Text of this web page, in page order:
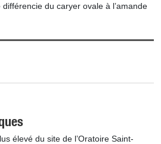
du caryer ovale à l’amande
élevé du site de l’Oratoire Saint-